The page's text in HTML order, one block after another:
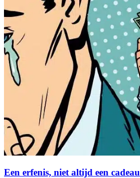
Een erfenis, niet altijd een cadeau